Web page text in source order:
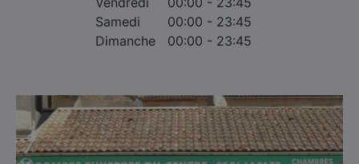
Samedi
00:00 - 23:45
Dimanche
00:00 - 23:45